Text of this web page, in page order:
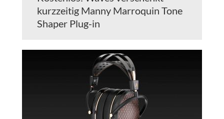
kurzzeitig Manny Marroquin Tone
Shaper Plug-in